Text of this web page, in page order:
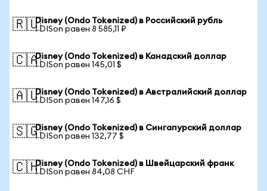
🇷🇺Disney (Ondo Tokenized) в Российский рубль
1 DISon равен 8 585,11 ₽
🇨🇦Disney (Ondo Tokenized) в Канадский доллар
1 DISon равен 145,01 $
🇦🇺Disney (Ondo Tokenized) в Австралийский доллар
1 DISon равен 147,16 $
🇸🇬Disney (Ondo Tokenized) в Сингапурский доллар
1 DISon равен 132,77 $
🇨🇭Disney (Ondo Tokenized) в Швейцарский франк
1 DISon равен 84,08 CHF